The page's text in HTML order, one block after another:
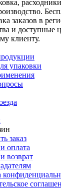
заказов в
и
клиенту.
упаковки
заказ
оплата
возврат